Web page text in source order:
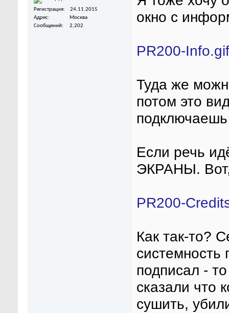
Регистрация
24.11.2015
Адрес
Москва
Сообщений
2,202
окно с
PR200-Info.gif
Туда же
потом это
Если речь
ЭКРАНЫ. Вот,
PR200-
Как так-то?
системность
подписал -
сказали что
сушить,